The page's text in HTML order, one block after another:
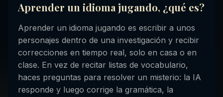
Aprender un idioma jugando, ¿qué es?
Aprender un idioma jugando es escribir a unos
personajes dentro de una investigación y recibir
correcciones en tiempo real, solo en casa o en
clase. En vez de recitar listas de vocabulario,
haces preguntas para resolver un misterio: la IA
responde y luego corrige la gramática, la